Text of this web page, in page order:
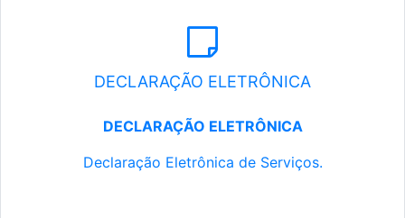
DECLARAÇÃO ELETRÔNICA
DECLARAÇÃO ELETRÔNICA
Declaração Eletrônica de Serviços.